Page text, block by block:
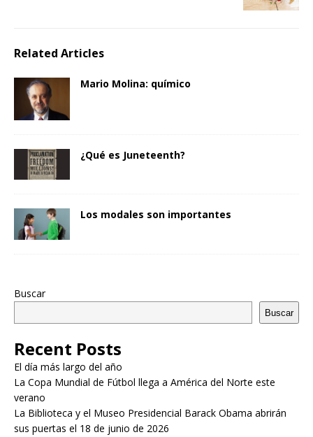
Related Articles
Mario Molina: químico
¿Qué es Juneteenth?
Los modales son importantes
Buscar
Buscar
Recent Posts
El día más largo del año
La Copa Mundial de Fútbol llega a América del Norte este
verano
La Biblioteca y el Museo Presidencial Barack Obama abrirán
sus puertas el 18 de junio de 2026